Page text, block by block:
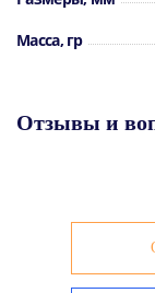
защита от
защита от
подключать
уточнять
Масса, гр
Отзывы и